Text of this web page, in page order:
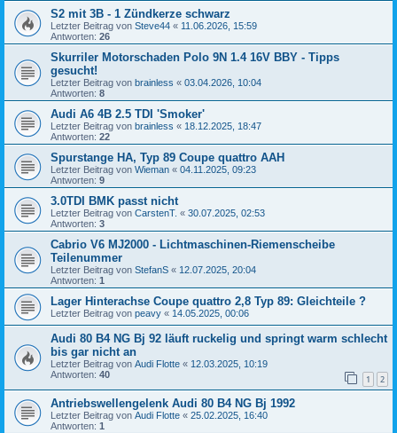
S2 mit 3B - 1 Zündkerze schwarz
Letzter Beitrag von Steve44 « 11.06.2026, 15:59
Antworten: 26
Skurriler Motorschaden Polo 9N 1.4 16V BBY - Tipps
gesucht!
Letzter Beitrag von brainless « 03.04.2026, 10:04
Antworten: 8
Audi A6 4B 2.5 TDI 'Smoker'
Letzter Beitrag von brainless « 18.12.2025, 18:47
Antworten: 22
Spurstange HA, Typ 89 Coupe quattro AAH
Letzter Beitrag von Wieman « 04.11.2025, 09:23
Antworten: 9
3.0TDI BMK passt nicht
Letzter Beitrag von CarstenT. « 30.07.2025, 02:53
Antworten: 3
Cabrio V6 MJ2000 - Lichtmaschinen-Riemenscheibe
Teilenummer
Letzter Beitrag von StefanS « 12.07.2025, 20:04
Antworten: 1
Lager Hinterachse Coupe quattro 2,8 Typ 89: Gleichteile ?
Letzter Beitrag von peavy « 14.05.2025, 00:06
Audi 80 B4 NG Bj 92 läuft ruckelig und springt warm schlecht
bis gar nicht an
Letzter Beitrag von Audi Flotte « 12.03.2025, 10:19
Antworten: 40 1 2
Antriebswellengelenk Audi 80 B4 NG Bj 1992
Letzter Beitrag von Audi Flotte « 25.02.2025, 16:40
Antworten: 1